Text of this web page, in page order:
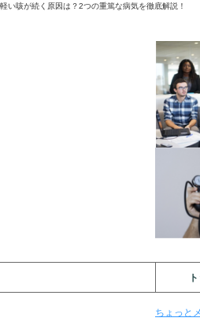
軽い咳が続く原因は？2つの重篤な病気を徹底解説！
ちょっと